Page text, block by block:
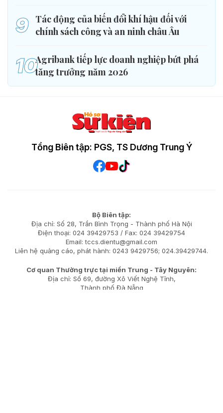
9
Tác động của biến đổi khí hậu đối với
chính sách công và an ninh châu Âu
10Agribank tiếp lực doanh nghiệp bứt phá
tăng trưởng năm 2026
Tổng Biên tập: PGS, TS Dương Trung Ý
Bộ Biên tập:
Địa chỉ: Số 28, Trần Bình Trọng - Thành phố Hà Nội
Điện thoại: 024 39429753 / Fax: 024 39429754
Email: tccs.dientu@gmail.com
Liên hệ quảng cáo, phát hành: 0243 9429756; 024.39429744.
Cơ quan Thường trực tại miền Trung - Tây Nguyên:
Địa chỉ: Số 69, đường Xô Viết Nghệ Tĩnh,
Thành phố Đà Nẵng